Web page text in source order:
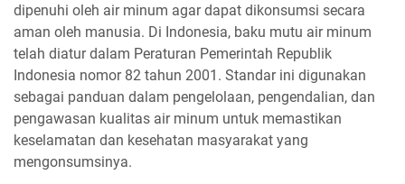
dipenuhi oleh air minum agar dapat dikonsumsi secara
aman oleh manusia. Di Indonesia, baku mutu air minum
telah diatur dalam Peraturan Pemerintah Republik
Indonesia nomor 82 tahun 2001. Standar ini digunakan
sebagai panduan dalam pengelolaan, pengendalian, dan
pengawasan kualitas air minum untuk memastikan
keselamatan dan kesehatan masyarakat yang
mengonsumsinya.